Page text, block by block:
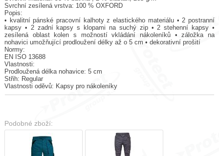
Svrchní zesílená vrstva: 100 % OXFORD
Popis:
• kvalitní pánské pracovní kalhoty z elastického materiálu • 2 postranní
kapsy • 2 zadní kapsy s klopami na suchý zip • 2 stehenní kapsy •
zesílená oblast kolen s možností vkládání nákoleníků • záložka na
nohavici umožňující prodloužení délky až o 5 cm • dekorativní prošití
Normy:
EN ISO 13688
Vlastnosti:
Prodloužená délka nohavice: 5 cm
Střih: Regular
Vlastnosti oděvů: Kapsy pro nákoleníky
Podobné zboží: